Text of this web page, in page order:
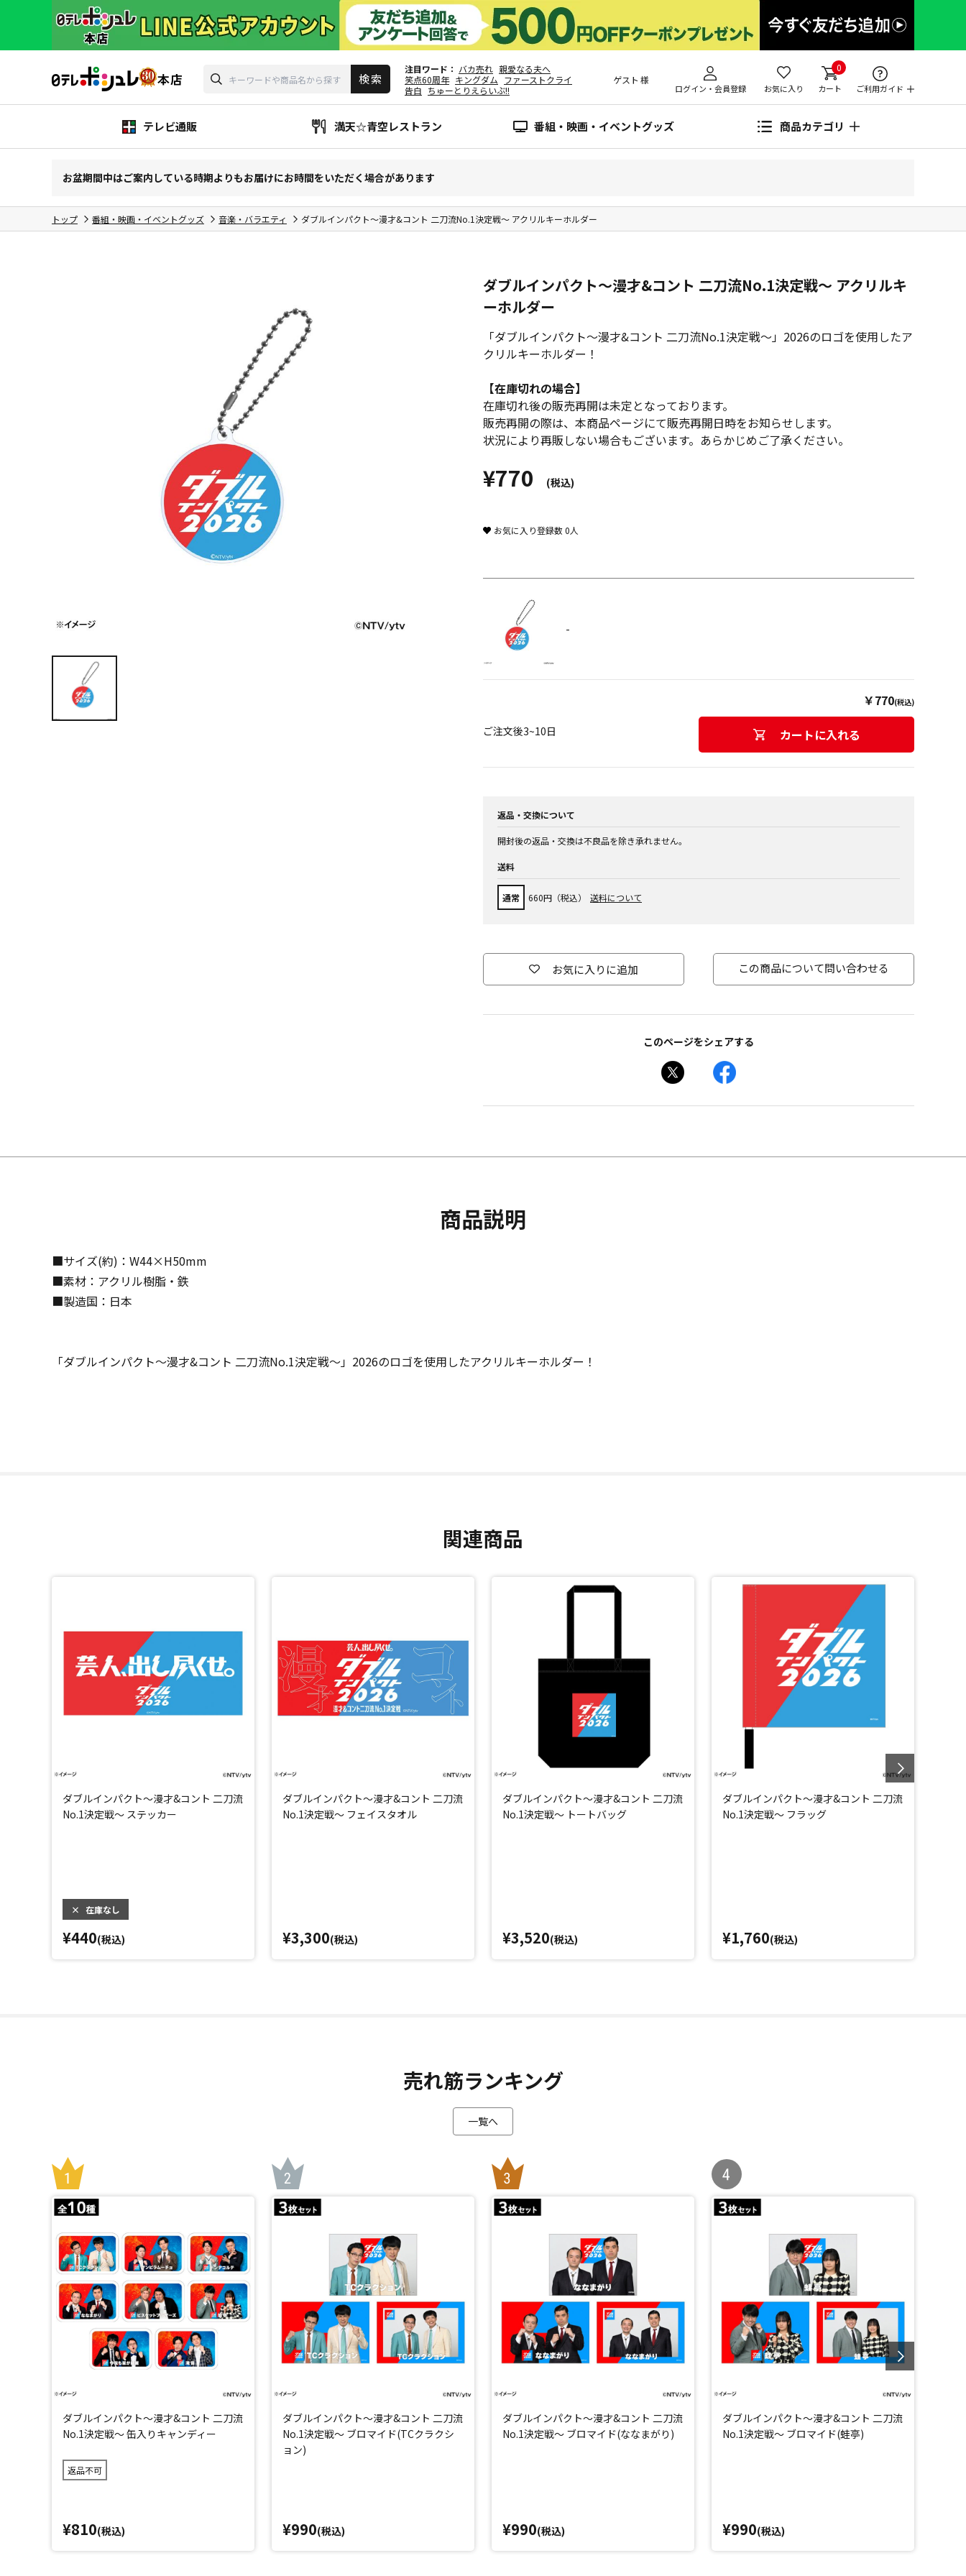
注目ワード バカ売れ 親愛なる夫へ
笑点60周年 キングダム ファーストクライ
告白 ちゅーとりえらいぶ!!
ゲスト 様
ログイン・会員登録 お気に入り
0
カート ご利用ガイド
テレビ通販 満天☆青空レストラン 番組・映画・イベントグッズ 商品カテゴリ
お盆期間中はご案内している時期よりもお届けにお時間をいただく場合があります
トップ 番組・映画・イベントグッズ 音楽・バラエティ ダブルインパクト～漫才&コント 二刀流No.1決定戦～ アクリルキーホルダー
ダブルインパクト～漫才&コント 二刀流No.1決定戦～ アクリルキ
ーホルダー
「ダブルインパクト～漫才&コント 二刀流No.1決定戦～」2026のロゴを使用したア
クリルキーホルダー！
【在庫切れの場合】
在庫切れ後の販売再開は未定となっております。
販売再開の際は、本商品ページにて販売再開日時をお知らせします。
状況により再販しない場合もございます。あらかじめご了承ください。
¥770 (税込)
お気に入り登録数0人
-
￥770(税込)
ご注文後3~10日 カートに入れる
返品・交換について
開封後の返品・交換は不良品を除き承れません。
送料
通常 660円（税込） 送料について
お気に入りに追加 この商品について問い合わせる
このページをシェアする
商品説明
■サイズ(約)：W44×H50mm
■素材：アクリル樹脂・鉄
■製造国：日本
「ダブルインパクト～漫才&コント 二刀流No.1決定戦～」2026のロゴを使用したアクリルキーホルダー！
関連商品
ダブルインパクト～漫才&コント 二刀流
No.1決定戦～ ステッカー
× 在庫なし
¥440(税込)
ダブルインパクト～漫才&コント 二刀流
No.1決定戦～ フェイスタオル
¥3,300(税込)
ダブルインパクト～漫才&コント 二刀流
No.1決定戦～ トートバッグ
¥3,520(税込)
ダブルインパクト～漫才&コント 二刀流
No.1決定戦～ フラッグ
¥1,760(税込)
売れ筋ランキング
一覧へ
ダブルインパクト～漫才&コント 二刀流
No.1決定戦～ 缶入りキャンディー
返品不可
¥810(税込)
ダブルインパクト～漫才&コント 二刀流
No.1決定戦～ ブロマイド(TCクラクシ
ョン)
¥990(税込)
ダブルインパクト～漫才&コント 二刀流
No.1決定戦～ ブロマイド(ななまがり)
¥990(税込)
ダブルインパクト～漫才&コント 二刀流
No.1決定戦～ ブロマイド(蛙亭)
¥990(税込)